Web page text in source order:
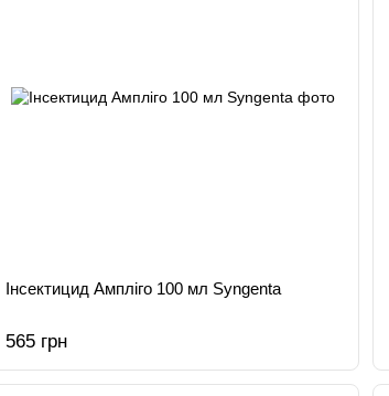
Інсектицид Ампліго 100 мл Syngenta
565 грн